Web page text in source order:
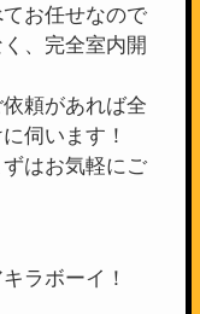
お任せなので
、完全室内開
頼があれば全
伺います！
はお気軽にご
ラボーイ！